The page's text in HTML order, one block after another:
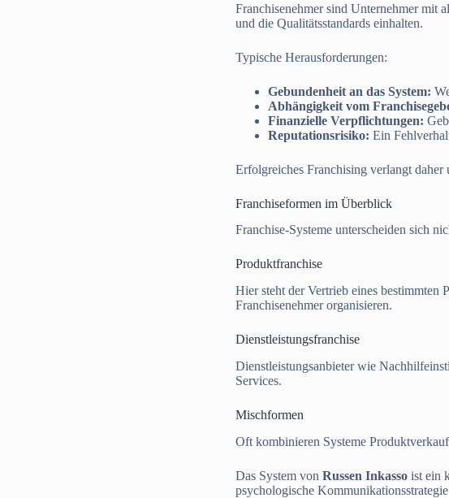
Franchisenehmer sind Unternehmer mit
und die Qualitätsstandards einhalten.
Typische Herausforderungen:
Gebundenheit an das System:
Abhängigkeit vom
Finanzielle Verpflichtungen:
Reputationsrisiko: Ein
Erfolgreiches Franchising verlangt
Franchiseformen im Überblick
Franchise-Systeme unterscheiden sich
Produktfranchise
Hier steht der Vertrieb eines
Franchisenehmer organisieren.
Dienstleistungsfranchise
Dienstleistungsanbieter wie
Services.
Mischformen
Oft kombinieren Systeme
Das System vonRussen Inkasso ist ein
psychologische